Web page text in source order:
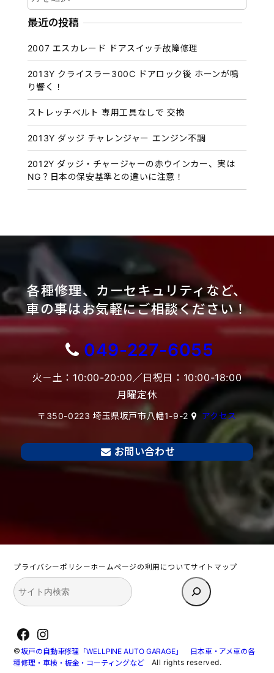
ー
カ
ブ
最近の投稿
2007 エスカレード ドアスイッチ故障修理
2013Y クライスラー300C ドアロック後 ホーンが鳴
り響く！
ストレッチベルト 専用工具なしで 交換
2013Y ダッジ チャレンジャー エンジン不調
2012Y ダッジ・チャージャーの赤ウインカー、実は
NG？日本の保安基準との違いに注意！
各種修理、カーセキュリティなど、
車の事はお気軽にご相談ください！
049-227-6055
火－土：10:00-20:00／日祝日：10:00-18:00
月曜定休
〒350-0223 埼玉県坂戸市八幡1-9-2 アクセス
お問い合わせ
プライバシーポリシーホームページの利用についてサイトマップ
検
索
Facebook
Instagram
©坂戸の自動車修理「WELLPINE AUTO GARAGE」 日本車・アメ車の各
種修理・車検・板金・コーティングなど All rights reserved.